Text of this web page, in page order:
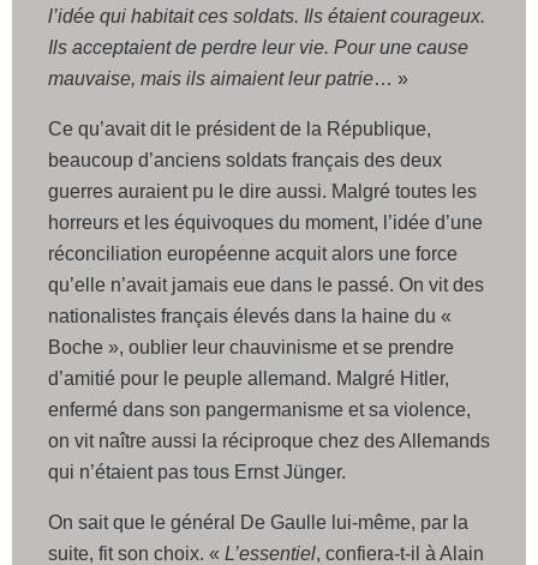
l’idée qui habitait ces soldats. Ils étaient courageux.
Ils acceptaient de perdre leur vie. Pour une cause
mauvaise, mais ils aimaient leur patrie… »
Ce qu’avait dit le président de la République,
beaucoup d’anciens soldats français des deux
guerres auraient pu le dire aussi. Malgré toutes les
horreurs et les équivoques du moment, l’idée d’une
réconciliation européenne acquit alors une force
qu’elle n’avait jamais eue dans le passé. On vit des
nationalistes français élevés dans la haine du «
Boche », oublier leur chauvinisme et se prendre
d’amitié pour le peuple allemand. Malgré Hitler,
enfermé dans son pangermanisme et sa violence,
on vit naître aussi la réciproque chez des Allemands
qui n’étaient pas tous Ernst Jünger.
On sait que le général De Gaulle lui-même, par la
suite, fit son choix. « L’essentiel, confiera-t-il à Alain